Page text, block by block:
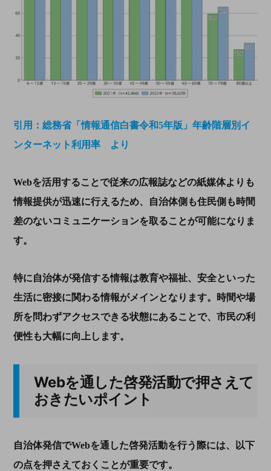
引用：総務省「情報通信白書令和5年版」年齢階層別イ
ンターネット利用率 より
Webを活用することで従来の広報誌などの紙媒体よりも
情報提供が迅速に行えるため、自治体側も住民側も時間
差のないコミュニケーションを取ることが可能になりま
す。
特に自治体が発信する情報は教育や福祉、安全といった
生活に密接に関わる情報がメインとなります。時間や場
所を問わずアクセスできる状態にあることで、市民の利
便性も大幅に向上します。
Webを通した啓発活動で押さえて
おきたいポイント
自治体発信でWebを通した啓発活動を行う際には、以下
の点を押さえておくことが重要です。